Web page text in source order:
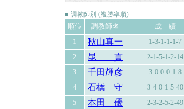
■ 調教師別 (複勝率順)
順位 調教師名 成 績
1
秋山真一 1-3-1-1-1-7
2 昆 貢 2-1-5-1-2-14
3 千田輝彦 3-0-0-0-1-8
4 石橋 守 3-4-0-1-5-40
5 本田 優 2-3-2-5-2-49